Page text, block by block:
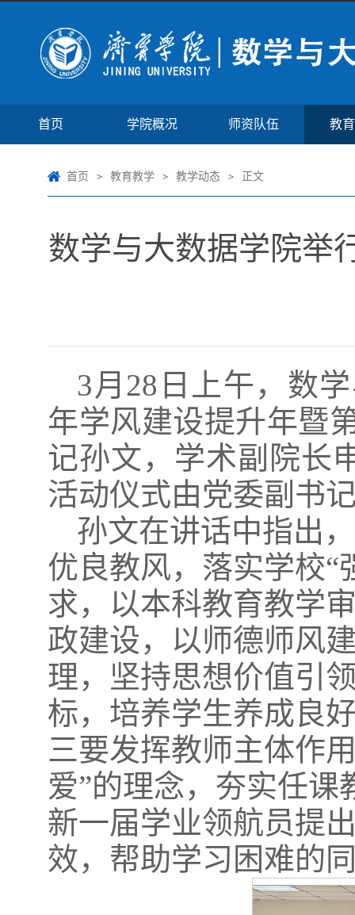
首页 学院概况 师资队伍 教
首页 > 教育教学 > 教学动态 > 正文
数学与大数据学院举
3月28日上午，数
年学风建设提升年暨
记孙文，学术副院长
活动仪式由党委副书
孙文在讲话中指出
优良教风，落实学校“
求，以本科教育教学
政建设，以师德师风
理，坚持思想价值引
标，培养学生养成良
三要发挥教师主体作
爱”的理念，夯实任
新一届学业领航员提
效，帮助学习困难的